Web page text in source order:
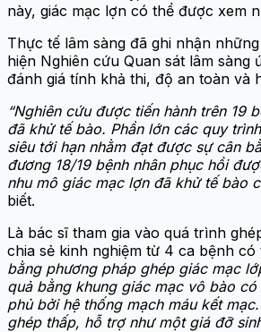
này, giác mạc lợn có thể được xem
Thực tế lâm sàng đã ghi nhận
hiện Nghiên cứu Quan sát lâm
đánh giá tính khả thi, độ an toàn và
“Nghiên cứu được tiến hành trên
đã khử tế bào. Phần lớn các quy
siêu tới hạn nhằm đạt được sự cân
đương 18/19 bệnh nhân phục hồi
nhu mô giác mạc lợn đã khử tế bào
biết.
Là bác sĩ tham gia vào quá trình
chia sẻ kinh nghiệm từ 4 ca bệnh
bằng phương pháp ghép giác mạc
quả bằng khung giác mạc vô bào
phủ bởi hệ thống mạch máu kết
ghép thấp, hỗ trợ như một giá đỡ